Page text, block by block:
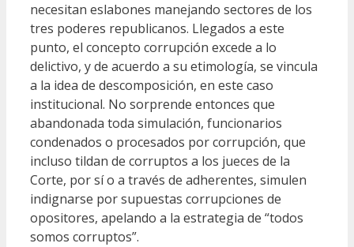
necesitan eslabones manejando sectores de los
tres poderes republicanos. Llegados a este
punto, el concepto corrupción excede a lo
delictivo, y de acuerdo a su etimología, se vincula
a la idea de descomposición, en este caso
institucional. No sorprende entonces que
abandonada toda simulación, funcionarios
condenados o procesados por corrupción, que
incluso tildan de corruptos a los jueces de la
Corte, por sí o a través de adherentes, simulen
indignarse por supuestas corrupciones de
opositores, apelando a la estrategia de “todos
somos corruptos”.